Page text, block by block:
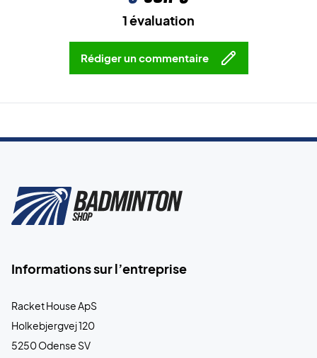
1 évaluation
Rédiger un commentaire
Informations sur l’entreprise
Racket House ApS
Holkebjergvej 120
5250 Odense SV